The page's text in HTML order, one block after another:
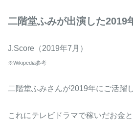
二階堂ふみが出演した2019
J.Score（2019年7月）
※Wikipedia参考
二階堂ふみさんが2019年にご活躍
これにテレビドラマで稼いだお金